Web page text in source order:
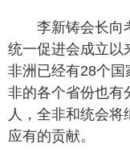
李新铸会长向
统一促进会成立以
非洲已经有28个
非的各个省份也有
人，全非和统会
应有的贡献。